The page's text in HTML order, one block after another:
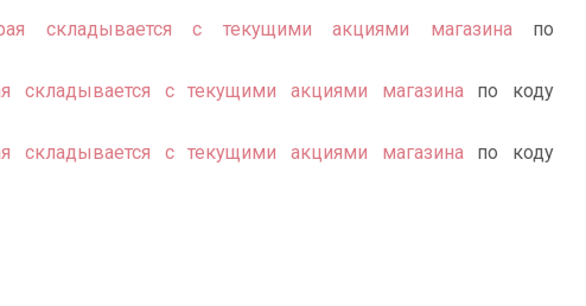
складывается с текущими акциями магазинапо
складывается с текущими акциями магазинапо коду
складывается с текущими акциями магазинапо коду